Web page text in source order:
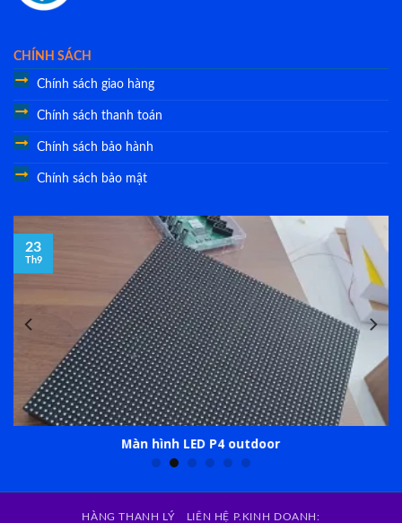
CHÍNH SÁCH
Chính sách giao hàng
Chính sách thanh toán
Chính sách bảo hành
Chính sách bảo mật
Màn hình LED P4 outdoor
23
Th9
HÀNG THANH LÝ LIÊN HỆ P.KINH DOANH: